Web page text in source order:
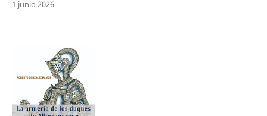
1 junio 2026